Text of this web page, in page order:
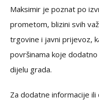
Maksimir je poznat po
prometom, blizini svih
trgovine i javni prijevoz,
površinama koje
dijelu grada.
Za dodatne informacije